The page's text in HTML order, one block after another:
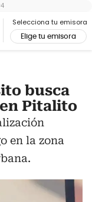
Selecciona tu emisora
Elige tu emisora
busca
Pitalito
en la zona